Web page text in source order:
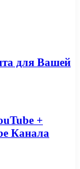
для Вашей
+
Канала